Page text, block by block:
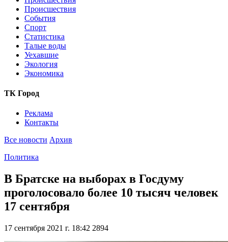
Происшествия
События
Спорт
Статистика
Талые воды
Уехавшие
Экология
Экономика
ТК Город
Реклама
Контакты
Все новости Архив
Политика
В Братске на выборах в Госдуму
проголосовало более 10 тысяч человек
17 сентября
17 сентября 2021 г. 18:42 2894